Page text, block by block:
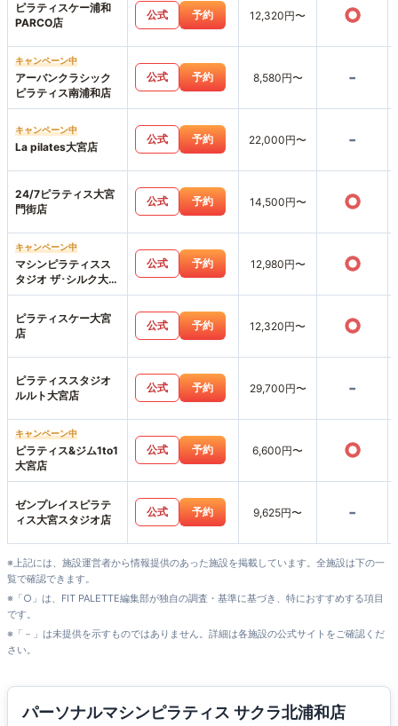
ピラティスケー浦和
PARCO店
公式 予約 12,320円〜 ○
キャンペーン中
アーバンクラシック
ピラティス南浦和店
公式 予約 8,580円〜 -
キャンペーン中
La pilates大宮店
公式 予約 22,000円〜 -
24/7ピラティス大宮
門街店
公式 予約 14,500円〜 ○
キャンペーン中
マシンピラティスス
タジオ ザ･シルク大宮
店
公式 予約 12,980円〜 ○
ピラティスケー大宮
店
公式 予約 12,320円〜 ○
ピラティススタジオ
ルルト大宮店
公式 予約 29,700円〜 -
キャンペーン中
ピラティス&ジム1to1
大宮店
公式 予約 6,600円〜 ○
ゼンプレイスピラテ
ィス大宮スタジオ店
公式 予約 9,625円〜 -
※上記には、施設運営者から情報提供のあった施設を掲載しています。全施設は下の一
覧で確認できます。
※「○」は、FIT PALETTE編集部が独自の調査・基準に基づき、特におすすめする項目
です。
※「－」は未提供を示すものではありません。詳細は各施設の公式サイトをご確認くだ
さい。
パーソナルマシンピラティス サクラ北浦和店